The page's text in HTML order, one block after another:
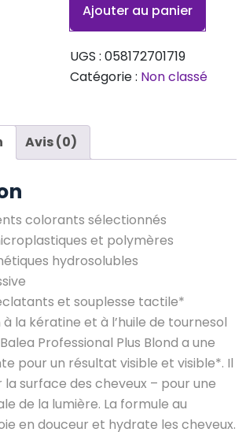
Shampoing
Plus
Blonde,
250
Ajouter au panier
UGS : 058172701719
Catégorie : Non classé
Avis (0)
colorants sélectionnés
et polymères
hydrosolubles
et souplesse tactile*
la kératine et à l’huile de tournesol
Professional Plus Blond a une
pour un résultat visible et visible*. Il
la surface des cheveux – pour une
de la lumière. La formule au
en douceur et hydrate les cheveux.